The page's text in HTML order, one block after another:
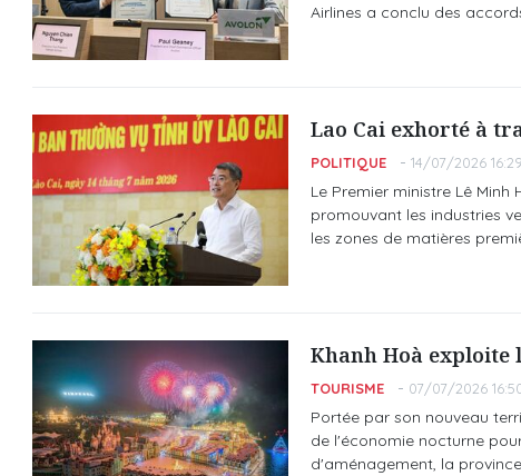
Airlines a conclu des
Lao Cai exhorté à
POLITIQUE 14/07/2026 16:29
Le Premier ministre Lê
promouvant les industries
les zones de matières
Khanh Hoà
TOURISME 07/07/2026
Portée par son nouveau
de l'économie nocturne
d'aménagement, la